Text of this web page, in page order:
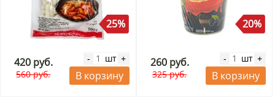
25%
420 руб.
560 руб.
- шт +
В корзину
20%
260 руб.
325 руб.
- шт +
В корзину